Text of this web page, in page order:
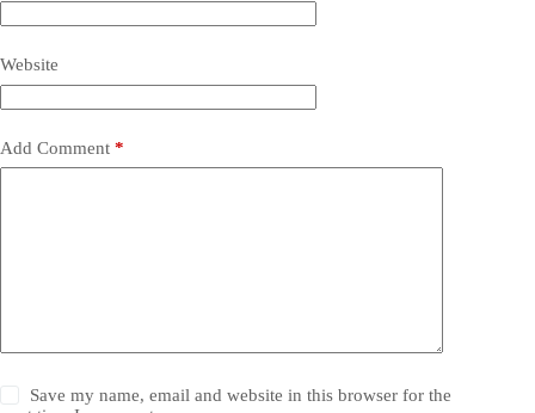
Website
Add Comment *
Save my name, email and website in this browser for the